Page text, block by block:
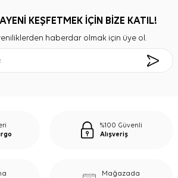
KEŞFETMEK İÇİN BİZE KATIL!
haberdar olmak için üye ol.
%100 Güvenli
Alışveriş
Mağazada